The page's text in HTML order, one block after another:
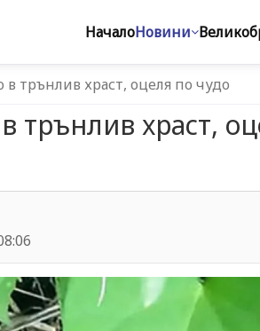
НачалоНовини
в трънлив храст, оцеля по чудо
трънлив храст,